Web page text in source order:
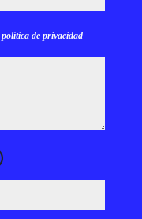
política de privacidad